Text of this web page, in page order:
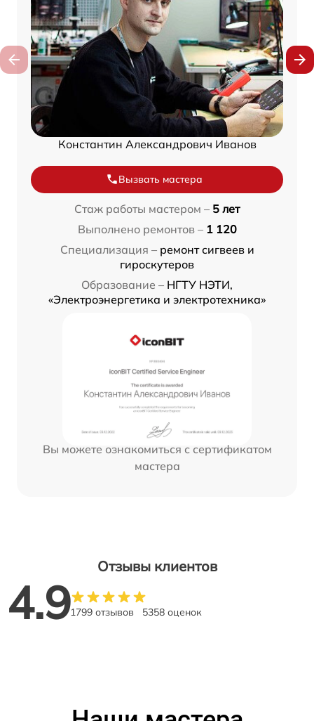
Константин Александрович Иванов
Вызвать мастера
Стаж работы мастером – 5 лет
Выполнено ремонтов – 1 120
Специализация – ремонт сигвеев и
гироскутеров
Образование – НГТУ НЭТИ,
«Электроэнергетика и электротехника»
Вы можете ознакомиться с сертификатом
мастера
Отзывы клиентов
4.91799 отзывов 5358 оценок